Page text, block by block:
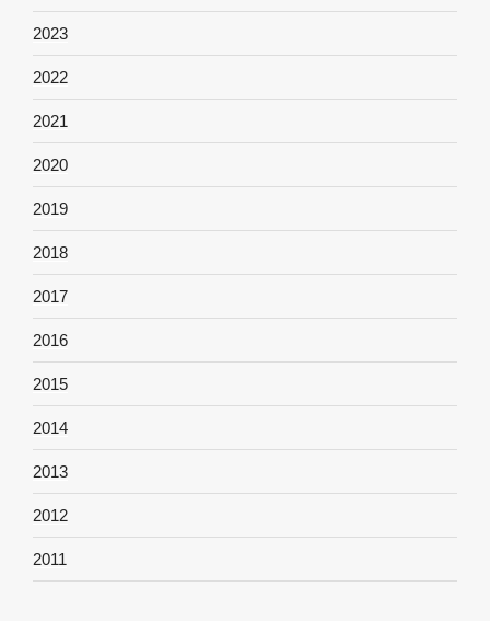
2023
2022
2021
2020
2019
2018
2017
2016
2015
2014
2013
2012
2011